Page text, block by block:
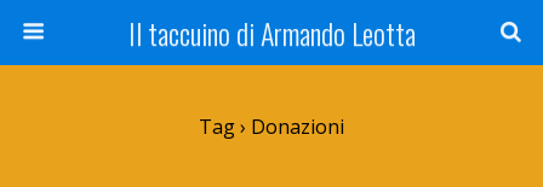
Il taccuino di Armando Leotta
Tag › Donazioni